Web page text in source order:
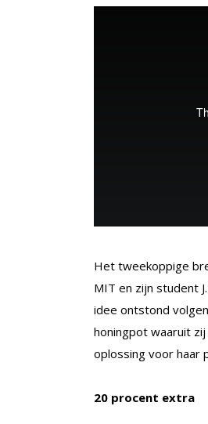
Het tweekoppige
MIT en zijn student
idee ontstond
honingpot waaruit
oplossing voor haar
20 procent extra